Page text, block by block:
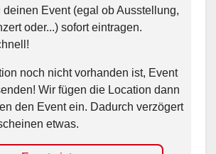
deinen Event (egal ob Ausstellung,
oder...) sofort eintragen.
noch nicht vorhanden ist, Event
Wir fügen die Location dann
den Event ein. Dadurch verzögert
etwas.